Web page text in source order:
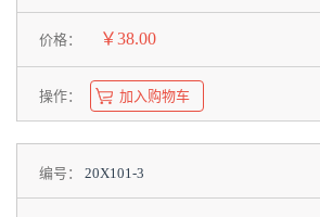
价格： ￥38.00
操作： 加入购物车
编号： 20X101-3